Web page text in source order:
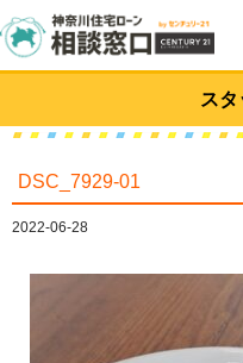
ス
DSC_7929-01
2022-06-28